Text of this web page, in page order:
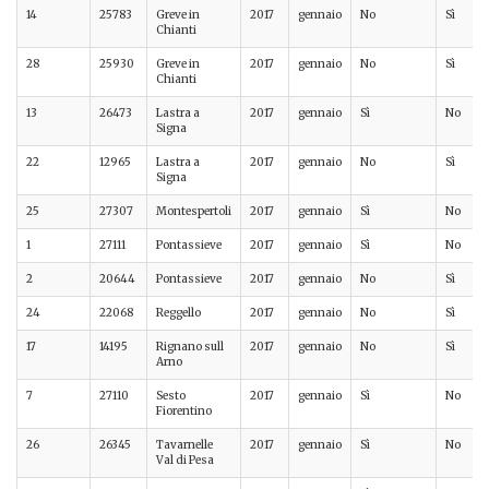
14 25783
Greve in
Chianti
2017 gennaio No Sì
28 25930
Greve in
Chianti
2017 gennaio No Sì
13 26473
Lastra a
Signa
2017 gennaio Sì No
22 12965
Lastra a
Signa
2017 gennaio No Sì
25 27307 Montespertoli 2017 gennaio Sì No
1 27111 Pontassieve 2017 gennaio Sì No
2 20644 Pontassieve 2017 gennaio No Sì
24 22068 Reggello 2017 gennaio No Sì
17 14195
Rignano sull
Arno
2017 gennaio No Sì
7 27110
Sesto
Fiorentino
2017 gennaio Sì No
26 26345
Tavarnelle
Val di Pesa
2017 gennaio Sì No